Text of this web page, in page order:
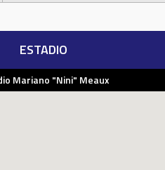
ESTADIO
Mariano "Nini" Meaux